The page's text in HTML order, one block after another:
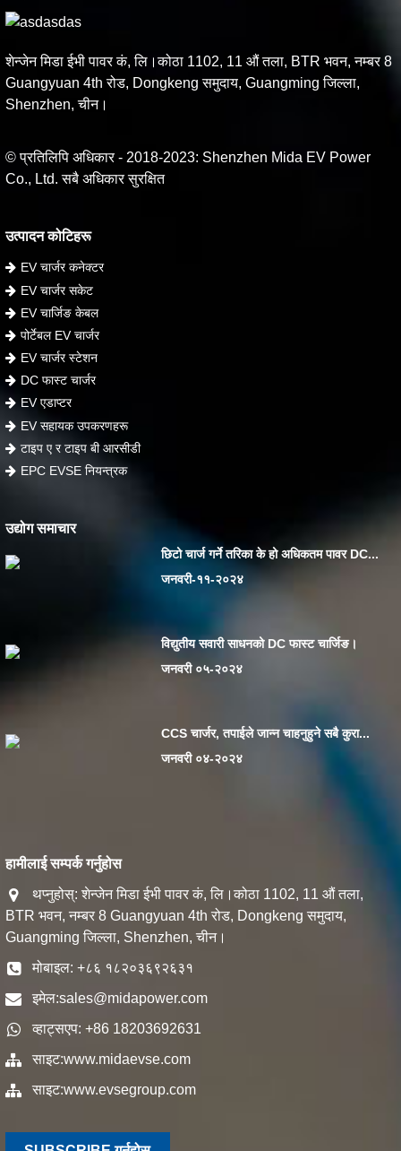
शेन्जेन मिडा ईभी पावर कं, लि।कोठा 1102, 11 औं तला, BTR भवन, नम्बर 8
Guangyuan 4th रोड, Dongkeng समुदाय, Guangming जिल्ला,
Shenzhen, चीन।
© प्रतिलिपि अधिकार - 2018-2023: Shenzhen Mida EV Power
Co., Ltd. सबै अधिकार सुरक्षित
उत्पादन कोटिहरू
EV चार्जर कनेक्टर
EV चार्जर सकेट
EV चार्जिङ केबल
पोर्टेबल EV चार्जर
EV चार्जर स्टेशन
DC फास्ट चार्जर
EV एडाप्टर
EV सहायक उपकरणहरू
टाइप ए र टाइप बी आरसीडी
EPC EVSE नियन्त्रक
उद्योग समाचार
छिटो चार्ज गर्ने तरिका के हो अधिकतम पावर DC...
जनवरी-११-२०२४
विद्युतीय सवारी साधनको DC फास्ट चार्जिङ।
जनवरी ०५-२०२४
CCS चार्जर, तपाईले जान्न चाहनुहुने सबै कुरा...
जनवरी ०४-२०२४
हामीलाई सम्पर्क गर्नुहोस
थप्नुहोस्: शेन्जेन मिडा ईभी पावर कं, लि।कोठा 1102, 11 औं तला,
BTR भवन, नम्बर 8 Guangyuan 4th रोड, Dongkeng समुदाय,
Guangming जिल्ला, Shenzhen, चीन।
मोबाइल: +८६ १८२०३६९२६३१
इमेल:sales@midapower.com
व्हाट्सएप: +86 18203692631
साइट:www.midaevse.com
साइट:www.evsegroup.com